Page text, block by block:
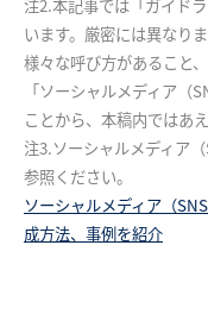
注2.本記事では「ガイド
います。厳密には異なり
様々な呼び方があること
「ソーシャルメディア（
ことから、本稿内ではあ
注3.ソーシャルメディア
参照ください。
ソーシャルメディア（
成方法、事例を紹介